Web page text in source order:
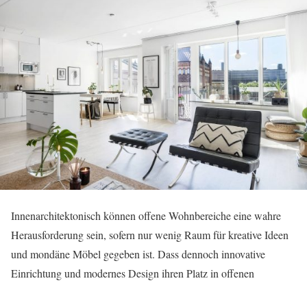
Innenarchitektonisch können offene Wohnbereiche eine wahre
Herausforderung sein, sofern nur wenig Raum für kreative Ideen
und mondäne Möbel gegeben ist. Dass dennoch innovative
Einrichtung und modernes Design ihren Platz in offenen